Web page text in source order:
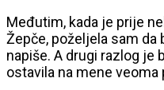
Međutim, kada je prije
Žepče, poželjela sam da
napiše. A drugi razlog je
ostavila na mene